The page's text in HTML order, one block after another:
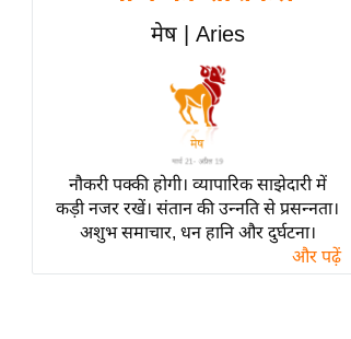
व्रत
त्योहार
राशिफल
विशेष
मेष | Aries
नौकरी पक्की होगी। व्यापारिक साझेदारी में
कड़ी नजर रखें। संतान की उन्नति से प्रसन्नता।
अशुभ समाचार, धन हानि और दुर्घटना।
और पढ़ें